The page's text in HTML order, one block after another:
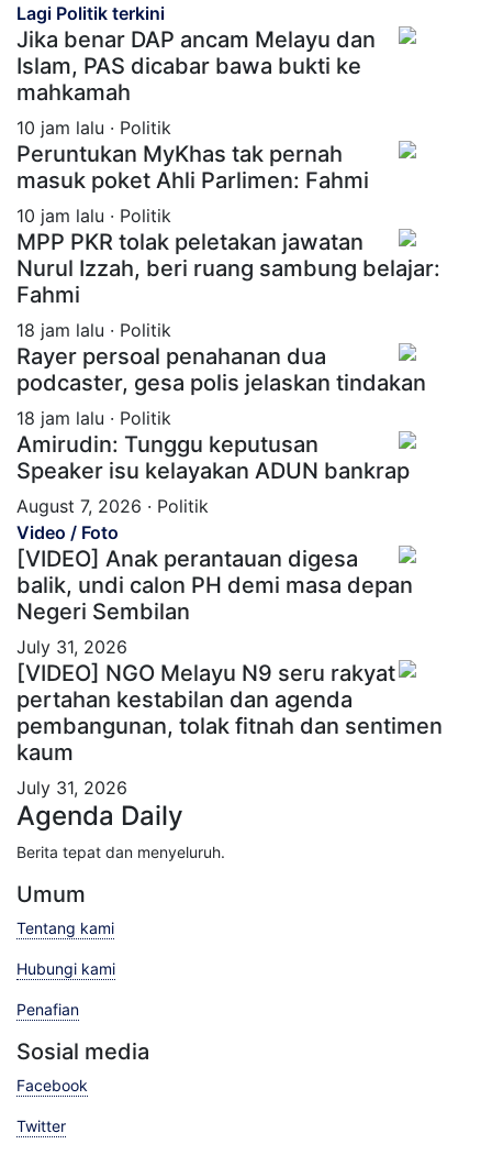
Lagi Politik terkini
Jika benar DAP ancam Melayu dan
Islam, PAS dicabar bawa bukti ke
mahkamah
10 jam lalu · Politik
Peruntukan MyKhas tak pernah
masuk poket Ahli Parlimen: Fahmi
10 jam lalu · Politik
MPP PKR tolak peletakan jawatan
Nurul Izzah, beri ruang sambung belajar:
Fahmi
18 jam lalu · Politik
Rayer persoal penahanan dua
podcaster, gesa polis jelaskan tindakan
18 jam lalu · Politik
Amirudin: Tunggu keputusan
Speaker isu kelayakan ADUN bankrap
August 7, 2026 · Politik
Video / Foto
[VIDEO] Anak perantauan digesa
balik, undi calon PH demi masa depan
Negeri Sembilan
July 31, 2026
[VIDEO] NGO Melayu N9 seru rakyat
pertahan kestabilan dan agenda
pembangunan, tolak fitnah dan sentimen
kaum
July 31, 2026
Agenda Daily
Berita tepat dan menyeluruh.
Umum
Tentang kami
Hubungi kami
Penafian
Sosial media
Facebook
Twitter